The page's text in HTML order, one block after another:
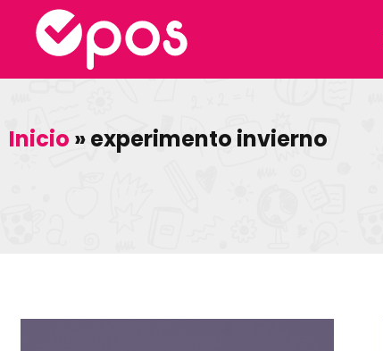
Inicio »experimento invierno